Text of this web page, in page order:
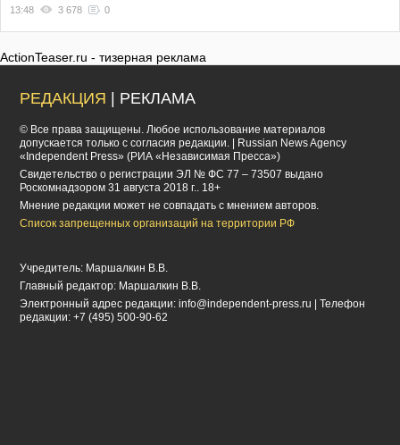
13:48 3 678 0
ActionTeaser.ru - тизерная реклама
РЕДАКЦИЯ | РЕКЛАМА
© Все права защищены. Любое использование материалов
допускается только с согласия редакции. | Russian News Agency
«Independent Press» (РИА «Независимая Пресса»)
Cвидетельство о регистрации ЭЛ № ФС 77 – 73507 выдано
Роскомнадзором 31 августа 2018 г.. 18+
Мнение редакции может не совпадать с мнением авторов.
Список запрещенных организаций на территории РФ
Учредитель: Маршалкин В.В.
Главный редактор: Маршалкин В.В.
Электронный адрес редакции:info@independent-press.ru | Телефон
редакции: +7 (495) 500-90-62